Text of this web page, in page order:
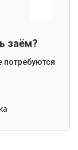
заём?
потребуются